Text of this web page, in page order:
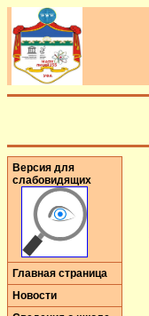
Версия для
слабовидящих
Главная страница
Новости